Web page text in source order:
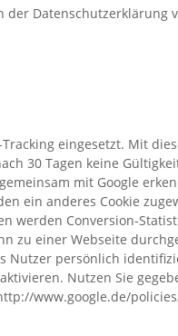
Datenschutzerklärung
eingesetzt. Mit
30 Tagen keine
mit Google
ein anderes Cookie
werden Conversion-
zu einer Webseite
Nutzer persönlich
Nutzen Sie
www.google.de/